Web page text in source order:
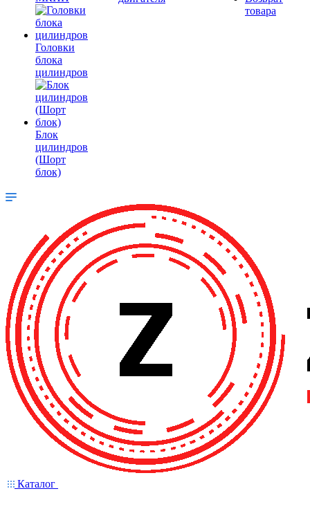
Головки
блока
цилиндров
Блок
цилиндров
(Шорт
блок)
товара
Каталог